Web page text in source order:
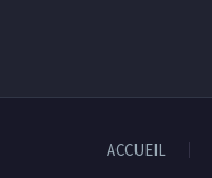
ACCUEIL